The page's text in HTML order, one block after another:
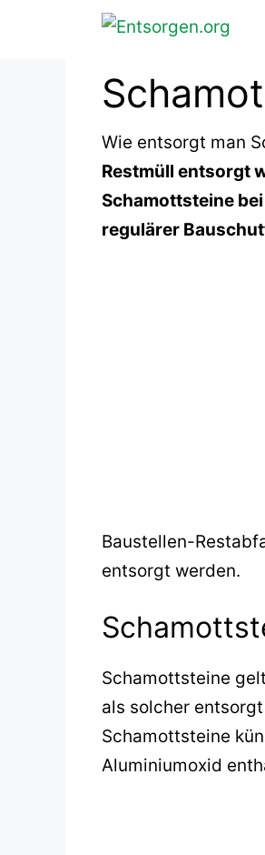
Wie entsorgt man
Restmüll entsorgt
Schamottsteine
regulärer
Baustellen-
entsorgt werden.
Schamottsteine
als solcher
Schamottsteine
Aluminiumoxid